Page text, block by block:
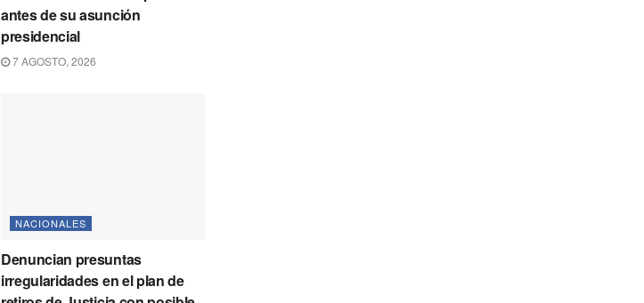
antes de su asunción
presidencial
7 AGOSTO, 2026
NACIONALES
Denuncian presuntas
irregularidades en el plan de